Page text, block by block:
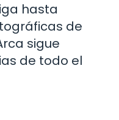
hasta
de
sigue
de todo el